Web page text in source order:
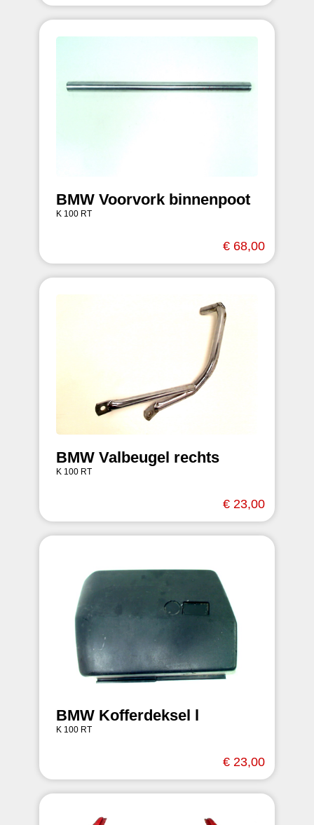
BMW Voorvork binnenpoot
K 100 RT
€ 68,00
BMW Valbeugel rechts
K 100 RT
€ 23,00
BMW Kofferdeksel l
K 100 RT
€ 23,00